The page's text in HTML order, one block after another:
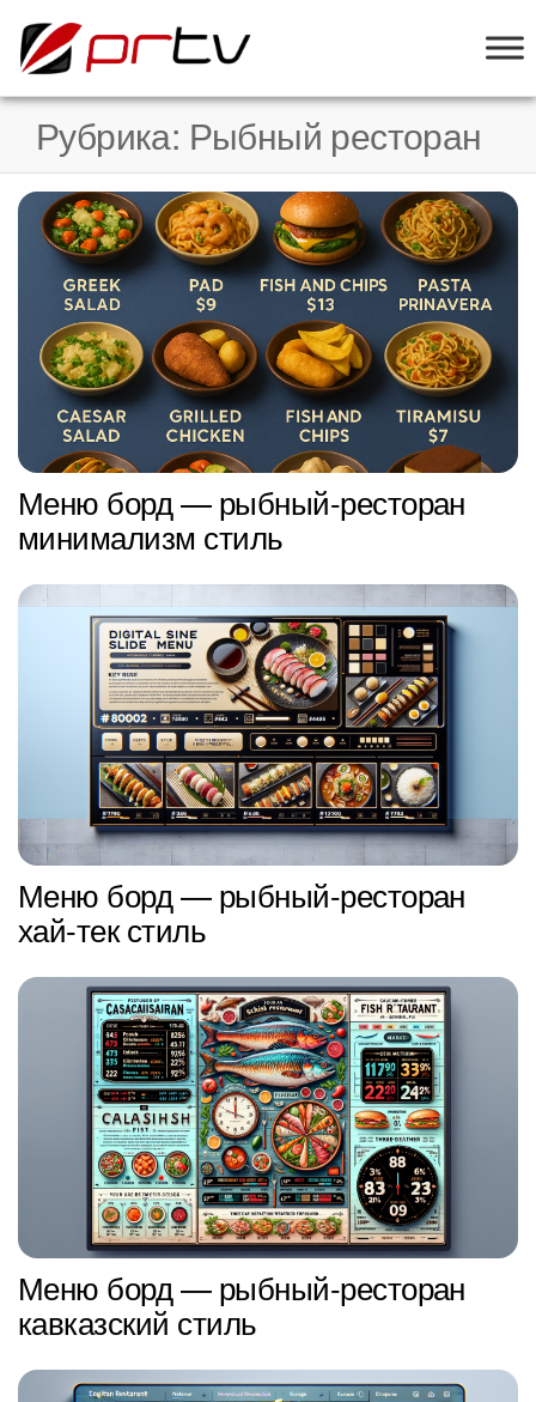
конструктор
слайд-шоу
для
телевизоров
Рубрика: Рыбный ресторан
Меню борд — рыбный-ресторан
минимализм стиль
Меню борд — рыбный-ресторан
хай-тек стиль
Меню борд — рыбный-ресторан
кавказский стиль